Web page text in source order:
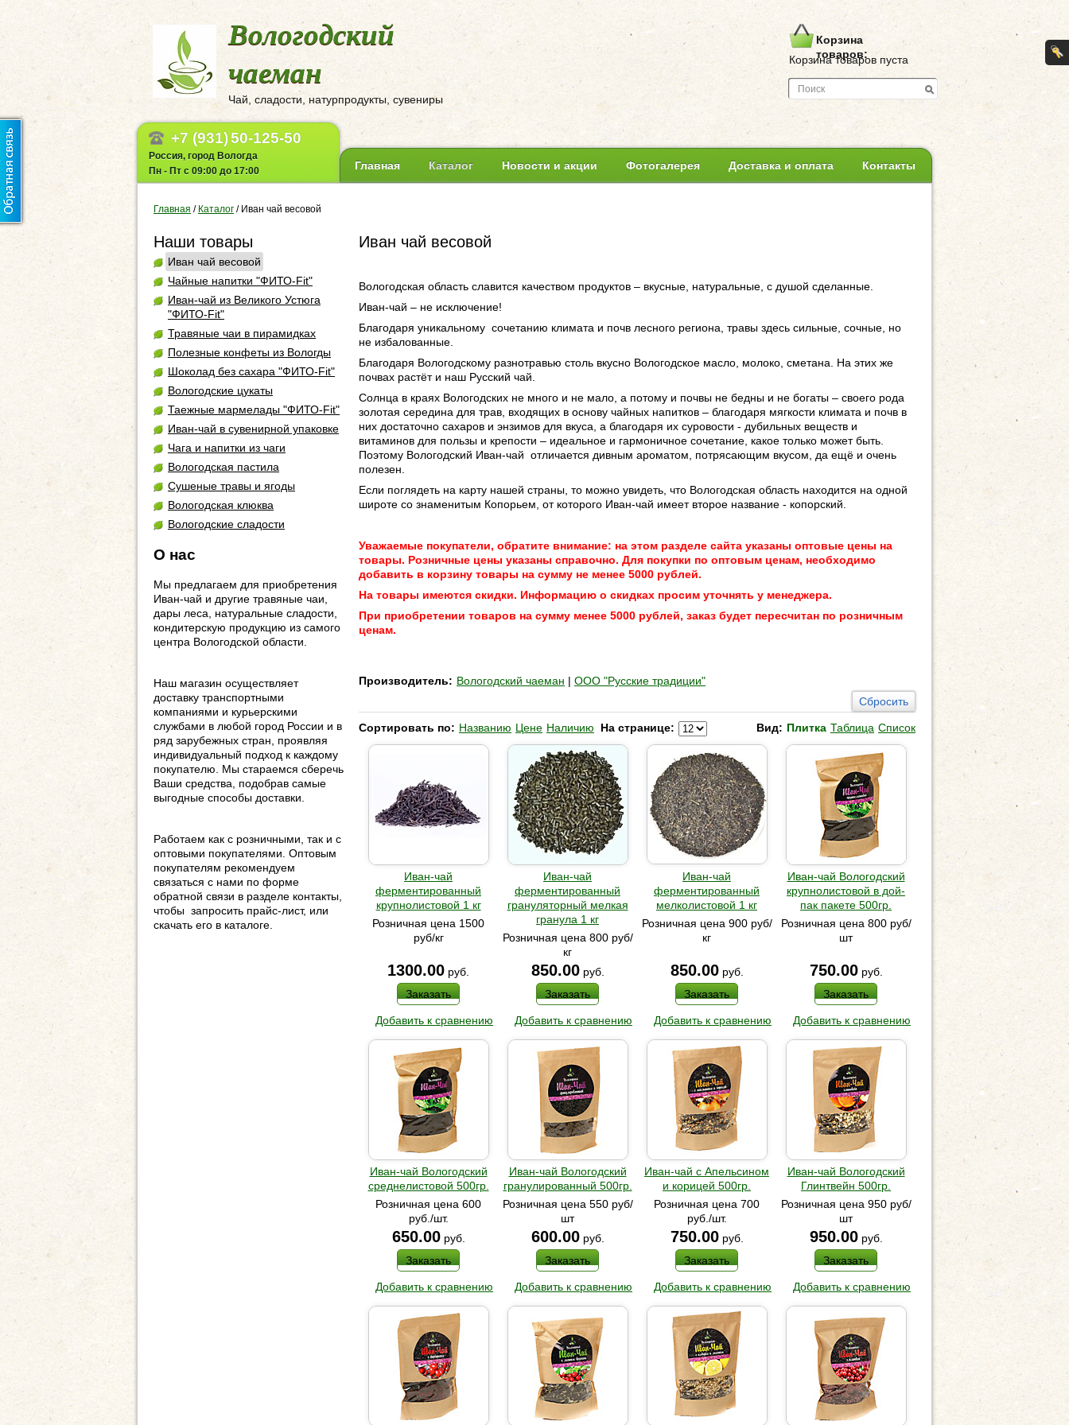
Вологодский
чаеман
Чай, сладости, натурпродукты, сувениры
Корзина
товаров:
Корзина товаров пуста
+7 (931)50-125-50
Россия, город Вологда
Пн - Пт с 09:00 до 17:00
Главная Каталог Новости и акции Фотогалерея Доставка и оплата Контакты
Главная / Каталог / Иван чай весовой
Наши товары
Иван чай весовой
Чайные напитки "ФИТО-Fit"
Иван-чай из Великого Устюга
"ФИТО-Fit"
Травяные чаи в пирамидках
Полезные конфеты из Вологды
Шоколад без сахара "ФИТО-Fit"
Вологодские цукаты
Таежные мармелады "ФИТО-Fit"
Иван-чай в сувенирной упаковке
Чага и напитки из чаги
Вологодская пастила
Сушеные травы и ягоды
Вологодская клюква
Вологодские сладости
О нас
Мы предлагаем для приобретения
Иван-чай и другие травяные чаи,
дары леса, натуральные сладости,
кондитерскую продукцию из самого
центра Вологодской области.
Наш магазин осуществляет
доставку транспортными
компаниями и курьерскими
службами в любой город России и в
ряд зарубежных стран, проявляя
индивидуальный подход к каждому
покупателю. Мы стараемся сберечь
Ваши средства, подобрав самые
выгодные способы доставки.
Работаем как с розничными, так и с
оптовыми покупателями. Оптовым
покупателям рекомендуем
связаться с нами по форме
обратной связи в разделе контакты,
чтобы запросить прайс-лист, или
скачать его в каталоге.
Иван чай весовой
Вологодская область славится качеством продуктов – вкусные, натуральные, с душой сделанные.
Иван-чай – не исключение!
Благодаря уникальному сочетанию климата и почв лесного региона, травы здесь сильные, сочные, но
не избалованные.
Благодаря Вологодскому разнотравью столь вкусно Вологодское масло, молоко, сметана. На этих же
почвах растёт и наш Русский чай.
Солнца в краях Вологодских не много и не мало, а потому и почвы не бедны и не богаты – своего рода
золотая середина для трав, входящих в основу чайных напитков – благодаря мягкости климата и почв в
них достаточно сахаров и энзимов для вкуса, а благодаря их суровости - дубильных веществ и
витаминов для пользы и крепости – идеальное и гармоничное сочетание, какое только может быть.
Поэтому Вологодский Иван-чай отличается дивным ароматом, потрясающим вкусом, да ещё и очень
полезен.
Если поглядеть на карту нашей страны, то можно увидеть, что Вологодская область находится на одной
широте со знаменитым Копорьем, от которого Иван-чай имеет второе название - копорский.
Уважаемые покупатели, обратите внимание: на этом разделе сайта указаны оптовые цены на
товары. Розничные цены указаны справочно. Для покупки по оптовым ценам, необходимо
добавить в корзину товары на сумму не менее 5000 рублей.
На товары имеются скидки. Информацию о скидках просим уточнять у менеджера.
При приобретении товаров на сумму менее 5000 рублей, заказ будет пересчитан по розничным
ценам.
Производитель: Вологодский чаеман | ООО "Русские традиции"
Сбросить
Сортировать по: Названию Цене Наличию На странице: Вид: Плитка Таблица Список
Иван-чай
ферментированный
крупнолистовой 1 кг
Розничная цена 1500
руб/кг
1300.00 руб.
Заказать
Добавить к сравнению
Иван-чай
ферментированный
грануляторный мелкая
гранула 1 кг
Розничная цена 800 руб/
кг
850.00 руб.
Заказать
Добавить к сравнению
Иван-чай
ферментированный
мелколистовой 1 кг
Розничная цена 900 руб/
кг
850.00 руб.
Заказать
Добавить к сравнению
Иван-чай Вологодский
крупнолистовой в дой-
пак пакете 500гр.
Розничная цена 800 руб/
шт
750.00 руб.
Заказать
Добавить к сравнению
Иван-чай Вологодский
среднелистовой 500гр.
Розничная цена 600
руб./шт.
650.00 руб.
Заказать
Добавить к сравнению
Иван-чай Вологодский
гранулированный 500гр.
Розничная цена 550 руб/
шт
600.00 руб.
Заказать
Добавить к сравнению
Иван-чай с Апельсином
и корицей 500гр.
Розничная цена 700
руб./шт.
750.00 руб.
Заказать
Добавить к сравнению
Иван-чай Вологодский
Глинтвейн 500гр.
Розничная цена 950 руб/
шт
950.00 руб.
Заказать
Добавить к сравнению